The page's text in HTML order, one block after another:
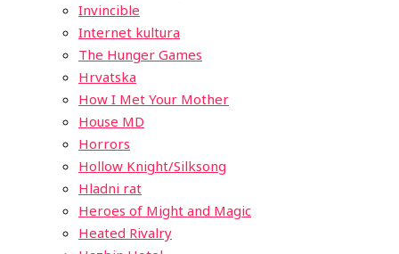
Invincible
Internet kultura
The Hunger Games
Hrvatska
How I Met Your Mother
House MD
Horrors
Hollow Knight/Silksong
Hladni rat
Heroes of Might and Magic
Heated Rivalry